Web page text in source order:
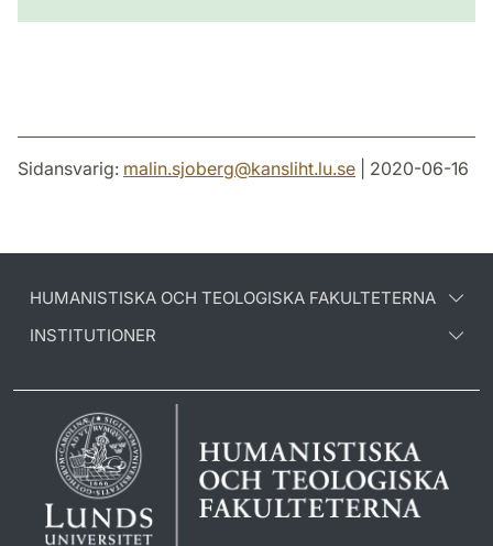
Sidansvarig: malin.sjoberg@kansliht.lu.se | 2020-06-16
HUMANISTISKA OCH TEOLOGISKA FAKULTETERNA
INSTITUTIONER